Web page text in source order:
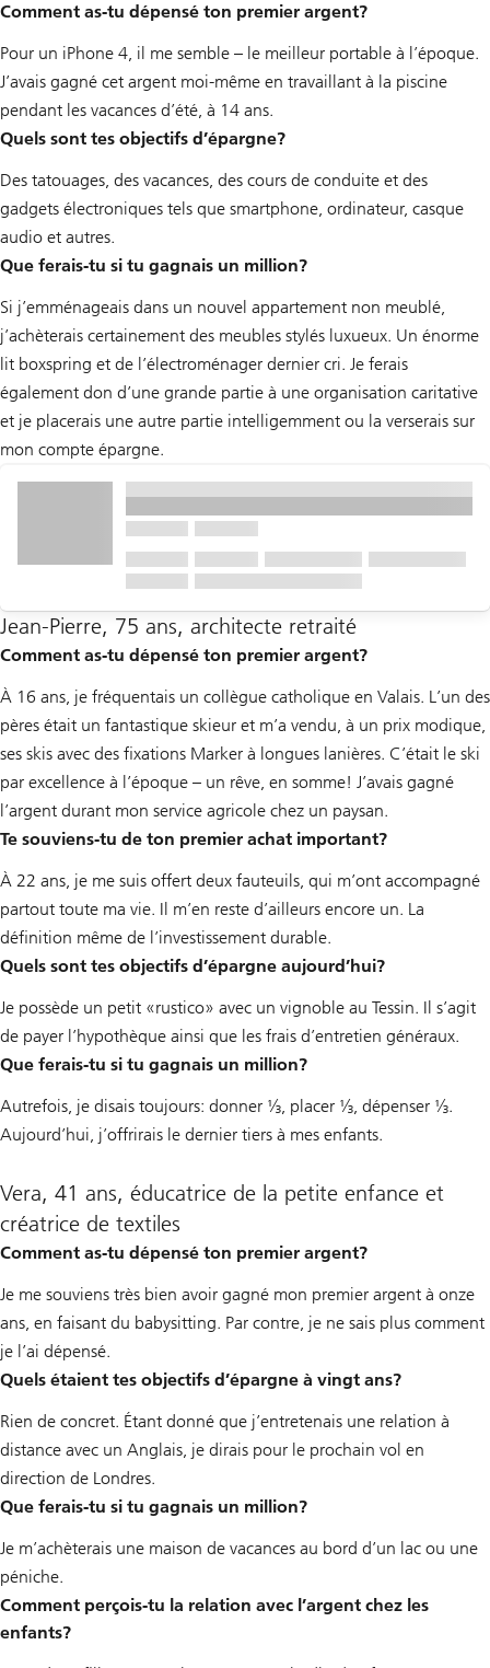
Comment as-tu dépensé ton premier argent?
Pour un iPhone 4, il me semble – le meilleur portable à l’époque.
J’avais gagné cet argent moi-même en travaillant à la piscine
pendant les vacances d’été, à 14 ans.
Quels sont tes objectifs d’épargne?
Des tatouages, des vacances, des cours de conduite et des
gadgets électroniques tels que smartphone, ordinateur, casque
audio et autres.
Que ferais-tu si tu gagnais un million?
Si j’emménageais dans un nouvel appartement non meublé,
j’achèterais certainement des meubles stylés luxueux. Un énorme
lit boxspring et de l’électroménager dernier cri. Je ferais
également don d’une grande partie à une organisation caritative
et je placerais une autre partie intelligemment ou la verserais sur
mon compte épargne.
Jean-Pierre, 75 ans, architecte retraité
Comment as-tu dépensé ton premier argent?
À 16 ans, je fréquentais un collègue catholique en Valais. L’un des
pères était un fantastique skieur et m’a vendu, à un prix modique,
ses skis avec des fixations Marker à longues lanières. C’était le ski
par excellence à l’époque – un rêve, en somme! J’avais gagné
l’argent durant mon service agricole chez un paysan.
Te souviens-tu de ton premier achat important?
À 22 ans, je me suis offert deux fauteuils, qui m’ont accompagné
partout toute ma vie. Il m’en reste d’ailleurs encore un. La
définition même de l’investissement durable.
Quels sont tes objectifs d’épargne aujourd’hui?
Je possède un petit «rustico» avec un vignoble au Tessin. Il s’agit
de payer l’hypothèque ainsi que les frais d’entretien généraux.
Que ferais-tu si tu gagnais un million?
Autrefois, je disais toujours: donner ⅓, placer ⅓, dépenser ⅓.
Aujourd’hui, j’offrirais le dernier tiers à mes enfants.
Vera, 41 ans, éducatrice de la petite enfance et
créatrice de textiles
Comment as-tu dépensé ton premier argent?
Je me souviens très bien avoir gagné mon premier argent à onze
ans, en faisant du babysitting. Par contre, je ne sais plus comment
je l’ai dépensé.
Quels étaient tes objectifs d’épargne à vingt ans?
Rien de concret. Étant donné que j’entretenais une relation à
distance avec un Anglais, je dirais pour le prochain vol en
direction de Londres.
Que ferais-tu si tu gagnais un million?
Je m’achèterais une maison de vacances au bord d’un lac ou une
péniche.
Comment perçois-tu la relation avec l’argent chez les
enfants?